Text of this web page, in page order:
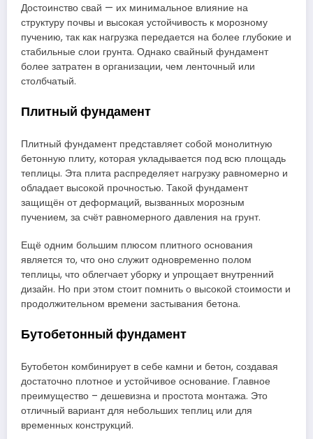
Достоинство свай — их минимальное влияние на
структуру почвы и высокая устойчивость к морозному
пучению, так как нагрузка передается на более глубокие и
стабильные слои грунта. Однако свайный фундамент
более затратен в организации, чем ленточный или
столбчатый.
Плитный фундамент
Плитный фундамент представляет собой монолитную
бетонную плиту, которая укладывается под всю площадь
теплицы. Эта плита распределяет нагрузку равномерно и
обладает высокой прочностью. Такой фундамент
защищён от деформаций, вызванных морозным
пучением, за счёт равномерного давления на грунт.
Ещё одним большим плюсом плитного основания
является то, что оно служит одновременно полом
теплицы, что облегчает уборку и упрощает внутренний
дизайн. Но при этом стоит помнить о высокой стоимости и
продолжительном времени застывания бетона.
Бутобетонный фундамент
Бутобетон комбинирует в себе камни и бетон, создавая
достаточно плотное и устойчивое основание. Главное
преимущество – дешевизна и простота монтажа. Это
отличный вариант для небольших теплиц или для
временных конструкций.